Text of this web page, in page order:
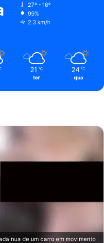
nua de um carro em movimento
27º - 16º
99%
2.3 km/h
21 ℃
ter
24 ℃
qua